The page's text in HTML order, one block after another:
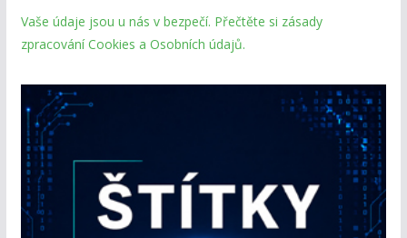
Vaše údaje jsou u nás v bezpečí. Přečtěte si zásady
zpracování Cookies a Osobních údajů.